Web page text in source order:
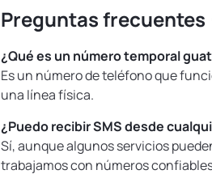
Preguntas frecuentes
¿Qué es un número temporal
Es un número de teléfono que
una línea física.
¿Puedo recibir SMS desde
Sí, aunque algunos servicios
trabajamos con números